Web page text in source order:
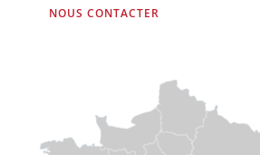
NOUS CONTACTER